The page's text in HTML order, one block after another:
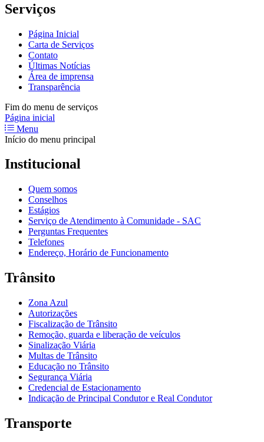
Serviços
Página Inicial
Carta de Serviços
Contato
Últimas Notícias
Área de imprensa
Transparência
Fim do menu de serviços
Página inicial
Menu
Início do menu principal
Institucional
Quem somos
Conselhos
Estágios
Serviço de Atendimento à Comunidade - SAC
Perguntas Frequentes
Telefones
Endereço, Horário de Funcionamento
Trânsito
Zona Azul
Autorizações
Fiscalização de Trânsito
Remoção, guarda e liberação de veículos
Sinalização Viária
Multas de Trânsito
Educação no Trânsito
Segurança Viária
Credencial de Estacionamento
Indicação de Principal Condutor e Real Condutor
Transporte